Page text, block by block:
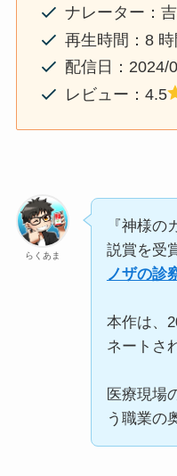
ナレーター：
再生時間：8
配信日：2024/
レビュー：4.5
らくあま
『神様
説賞を受
ノザの診
本作は、
ネートさ
医療現場
う職業の